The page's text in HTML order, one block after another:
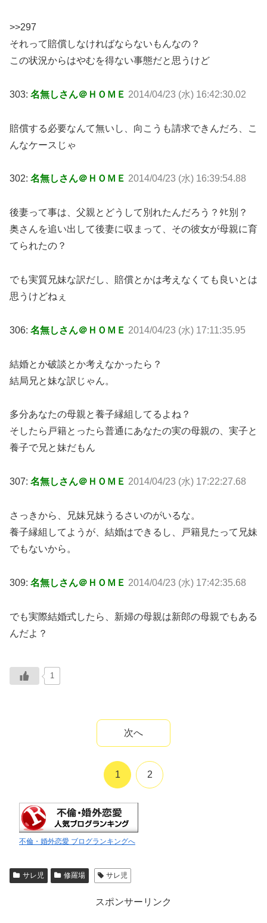
>>297
それって賠償しなければならないもんなの？
この状況からはやむを得ない事態だと思うけど
303: 名無しさん＠ＨＯＭＥ 2014/04/23 (水) 16:42:30.02
賠償する必要なんて無いし、向こうも請求できんだろ、こ
んなケースじゃ
302: 名無しさん＠ＨＯＭＥ 2014/04/23 (水) 16:39:54.88
後妻って事は、父親とどうして別れたんだろう？ﾀﾋ別？
奥さんを追い出して後妻に収まって、その彼女が母親に育
てられたの？
でも実質兄妹な訳だし、賠償とかは考えなくても良いとは
思うけどねぇ
306: 名無しさん＠ＨＯＭＥ 2014/04/23 (水) 17:11:35.95
結婚とか破談とか考えなかったら？
結局兄と妹な訳じゃん。
多分あなたの母親と養子縁組してるよね？
そしたら戸籍とったら普通にあなたの実の母親の、実子と
養子で兄と妹だもん
307: 名無しさん＠ＨＯＭＥ 2014/04/23 (水) 17:22:27.68
さっきから、兄妹兄妹うるさいのがいるな。
養子縁組してようが、結婚はできるし、戸籍見たって兄妹
でもないから。
309: 名無しさん＠ＨＯＭＥ 2014/04/23 (水) 17:42:35.68
でも実際結婚式したら、新婦の母親は新郎の母親でもある
んだよ？
1
次へ
1 2
不倫・婚外恋愛 ブログランキングへ
サレ児 修羅場 サレ児
スポンサーリンク